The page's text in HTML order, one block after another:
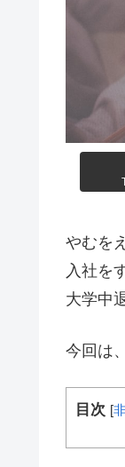
やむを
入社を
大学中
今回は
目次 [